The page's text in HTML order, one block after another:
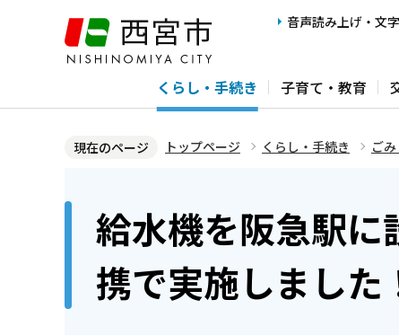
ジ
音声読み上げ・文
くらし・手続き 子育て・教育
現在のページ トップページ くらし・手続き ご
給水機を阪急駅
携で実施しました